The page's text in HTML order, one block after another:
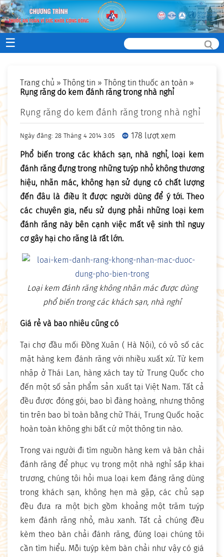
☰
Trang chủ » Thông tin » Thông tin thuốc an toàn »
Rụng răng do kem đánh răng trong nhà nghỉ
Rụng răng do kem đánh răng trong nhà nghỉ
Ngày đăng: 28 Tháng 4 2014 3:05
178 lượt xem
Phổ biến trong các khách sạn, nhà nghỉ, loại kem
đánh răng đựng trong những tuýp nhỏ không thương
hiệu, nhãn mác, không hạn sử dụng có chất lượng
đến đâu là điều ít được người dùng để ý tới. Theo
các chuyên gia, nếu sử dụng phải những loại kem
đánh răng này bên cạnh việc mất vệ sinh thì nguy
cơ gây hại cho răng là rất lớn.
Loại kem đánh răng không nhãn mác được dùng
phổ biến trong các khách sạn, nhà nghỉ
Giá rẻ và bao nhiêu cũng có
Tại chợ đầu mối Đồng Xuân ( Hà Nội), có vô số các
mặt hàng kem đánh răng với nhiều xuất xứ. Từ kem
nhập ở Thái Lan, hàng xách tay từ Trung Quốc cho
đến một số sản phẩm sản xuất tại Việt Nam. Tất cả
đều được đóng gói, bao bì đàng hoàng, nhưng thông
tin trên bao bì toàn bằng chữ Thái, Trung Quốc hoặc
hoàn toàn không ghi bất cứ một thông tin nào.
Trong vai người đi tìm nguồn hàng kem và bàn chải
đánh răng để phục vụ trong một nhà nghỉ sắp khai
trương, chúng tôi hỏi mua loại kem đáng răng dùng
trong khách sạn, không hẹn mà gặp, các chủ sạp
đều đưa ra một bịch gồm khoảng một trăm tuýp
kem đánh răng nhỏ, màu xanh. Tất cả chúng đều
kèm theo bàn chải đánh răng, đúng loại chúng tôi
cần tìm hiểu. Mỗi tuýp kèm bàn chải như vậy có giá